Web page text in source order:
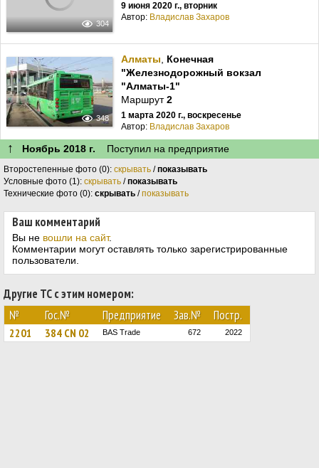
304
9 июня 2020 г., вторник
Автор: Владислав Захаров
348
Алматы
Конечная
"Железнодорожный вокзал
"Алматы-1"
Маршрут2
1 марта 2020 г., воскресенье
Автор: Владислав Захаров
↑ Ноябрь 2018 г. Поступил на предприятие
Второстепенные фото (0): скрывать /показывать
Условные фото (1): скрывать /показывать
Технические фото (0): скрывать /показывать
Ваш комментарий
Вы не вошли на сайт.
Комментарии могут оставлять только зарегистрированные
пользователи.
Другие ТС с этим номером:
№
Гос.№ Предприятие Зав.№ Постр.
2201 384 CN 02 BAS Trade 672 2022